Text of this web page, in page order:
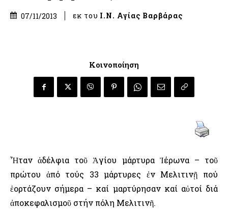
07/11/2013 εκ του Ι.Ν. Αγίας Βαρβάρας
Κοινοποίηση
Ἦταν ἀδέλφια τοῦ Ἁγίου μάρτυρα Ἰέρωνα – τοῦ
πρώτου ἀπό τούς 33 μάρτυρες ἐν Μελιτινῇ πού
ἑορτάζουν σήμερα – καί μαρτύρησαν καί αὐτοί διά
ἀποκεφαλισμοῦ στήν πόλη Μελιτινῆ.